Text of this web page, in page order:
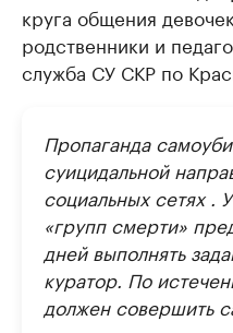
круга общения
родственники и
служба СУ СКР по
Пропаганда
суицидальной
социальных сетях .
«групп смерти»
дней выполнять
куратор. По
должен совершить